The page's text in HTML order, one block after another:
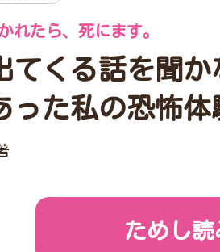
れたら、死にます。
てくる話を聞
った私の恐怖体
ためし読